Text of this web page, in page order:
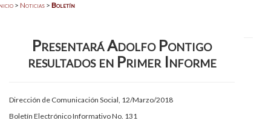
Patronato
Publicaciones en línea
Acreditación Internacional
> Noticias > Boletín
Presentará Adolfo Pontigo
resultados en Primer Informe
Dirección de Comunicación Social, 12/Marzo/2018
Boletín Electrónico Informativo No. 131